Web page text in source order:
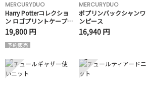
MERCURYDUO
Harry Potterコレクショ
ン ロゴプリントケープキ
ャミワンピース
19,800 円
MERCURYDUO
ポプリンバックシャンワ
ンピース
16,940 円
7 8